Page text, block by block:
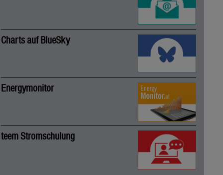
Charts auf BlueSky
Energymonitor
teem Stromschulung